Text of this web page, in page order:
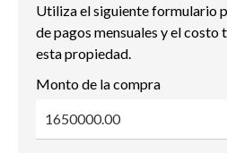
Utiliza el siguiente formulario
de pagos mensuales y el costo
esta propiedad.
Monto de la compra